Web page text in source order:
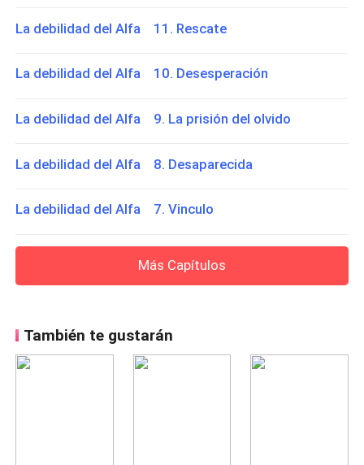
La debilidad del Alfa 11. Rescate
La debilidad del Alfa 10. Desesperación
La debilidad del Alfa 9. La prisión del olvido
La debilidad del Alfa 8. Desaparecida
La debilidad del Alfa 7. Vinculo
Más Capítulos
También te gustarán